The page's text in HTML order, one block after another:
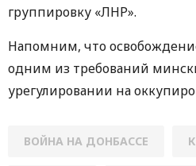
группировку «ЛНР».
Напомним, что
одним из требований
урегулировании на
ВОЙНА НА ДОНБАССЕ